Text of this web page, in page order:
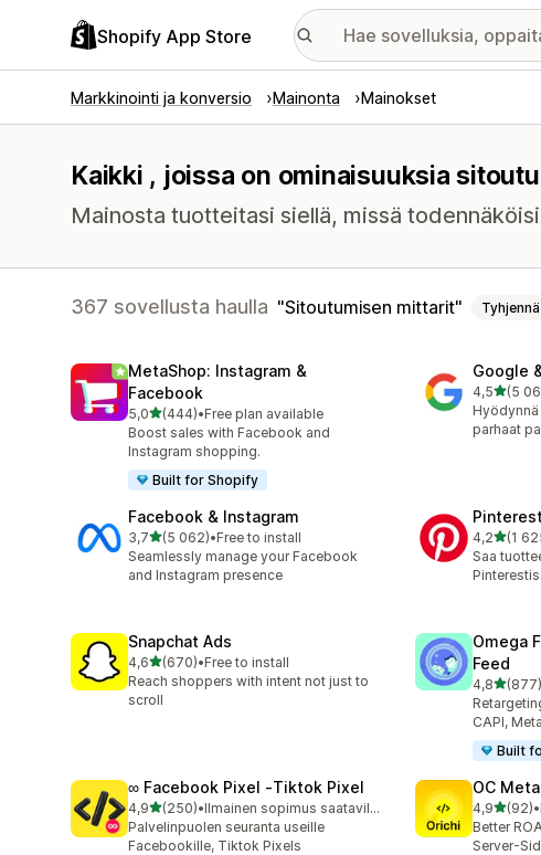
Shopify App Store
Markkinointi ja konversio Mainonta Mainokset
Kaikki , joissa on ominaisuuksia
Mainosta tuotteitasi siellä, missä
367 sovellusta haulla Sitoutumisen mittarit Tyhjennä
MetaShop: Instagram &
Facebook
5,0/ 5 tähteä
(444)
444 arvostelua yhteensä
•Free plan available
Boost sales with Facebook and
Instagram shopping.
Built for Shopify
Google
4,5/ 5(5
5066
Hyödynnä
parhaat
Facebook & Instagram
3,7/ 5 tähteä
(5 062)
5062 arvostelua yhteensä
•Free to install
Seamlessly manage your Facebook
and Instagram presence
4,2/ 5(1
1625
Saa
Snapchat Ads
4,6/ 5 tähteä
(670)
670 arvostelua yhteensä
•Free to install
Reach shoppers with intent not just to
scroll
Omega
Feed
4,8/ 5(877)
877
CAPI,
Built
∞ Facebook Pixel ‑Tiktok Pixel
4,9/ 5 tähteä
(250)
250 arvostelua yhteensä
•
Ilmainen sopimus saatavilla
Palvelinpuolen seuranta useille
Facebookille, Tiktok Pixels
OC
4,9/ 5(92)
92 •
Better
Server-